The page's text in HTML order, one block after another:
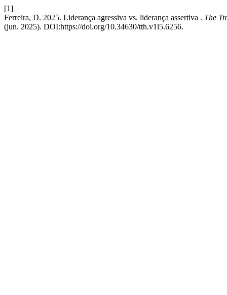
[1]
Ferreira, D. 2025. Liderança agressiva vs. liderança assertiva . The
(jun. 2025). DOI:https://doi.org/10.34630/tth.v1i5.6256.